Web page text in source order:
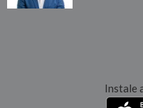
Instale